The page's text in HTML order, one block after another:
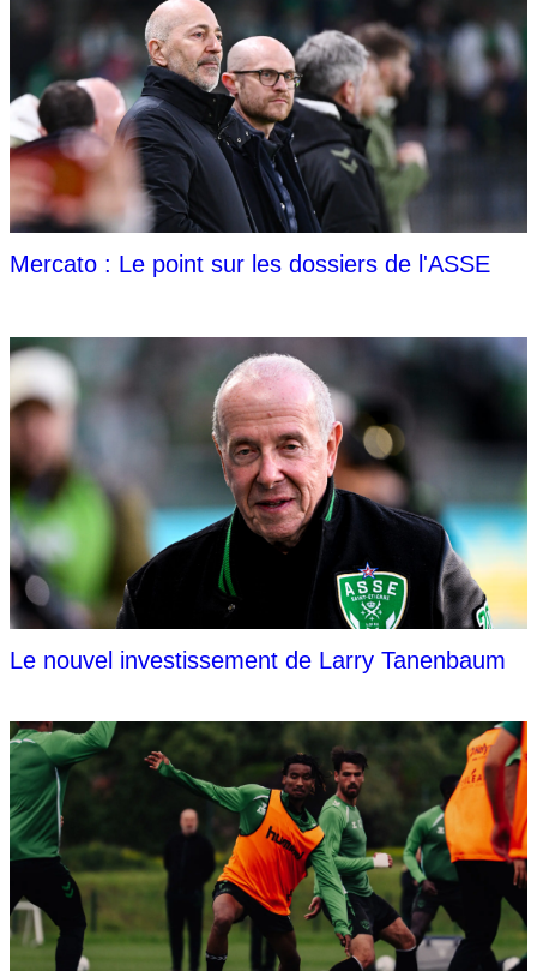
Mercato : Le point sur les dossiers de l'ASSE
Le nouvel investissement de Larry Tanenbaum